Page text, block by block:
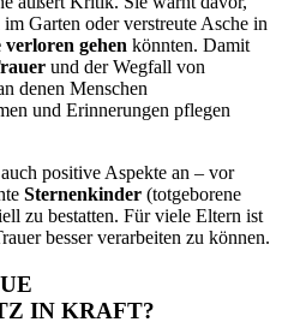
Garten oder verstreute Asche in
gehen könnten. Damit
und der Wegfall von
denen Menschen
und Erinnerungen pflegen
positive Aspekte an – vor
Sternenkinder (totgeborene
zu bestatten. Für viele Eltern ist
besser verarbeiten zu können.
IN KRAFT?